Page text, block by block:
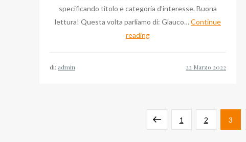
specificando titolo e categoria d’interesse. Buona
lettura! Questa volta parliamo di: Glauco…Continue
readingGlauco
abbiamo
di: admin
PaginaPagina
1 Pagina
2 Pagina
3